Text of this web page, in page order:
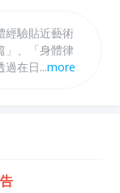
經驗貼近藝術
」、「身體律
過在日常生活
...more